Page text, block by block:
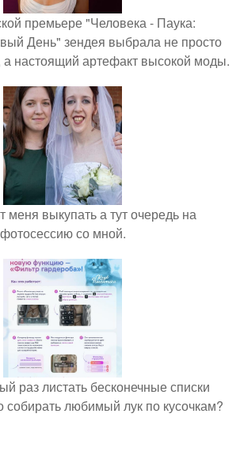
премьере "Человека - Паука:
День" зендея выбрала не просто
настоящий артефакт высокой моды.
меня выкупать а тут очередь на
фотосессию со мной.
раз листать бесконечные списки
любимый лук по кусочкам?